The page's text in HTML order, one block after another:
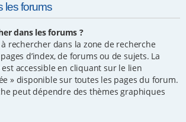
les forums
dans les forums ?
rechercher dans la zone de recherche
d’index, de forums ou de sujets. La
accessible en cliquant sur le lien
» disponible sur toutes les pages du forum.
peut dépendre des thèmes graphiques